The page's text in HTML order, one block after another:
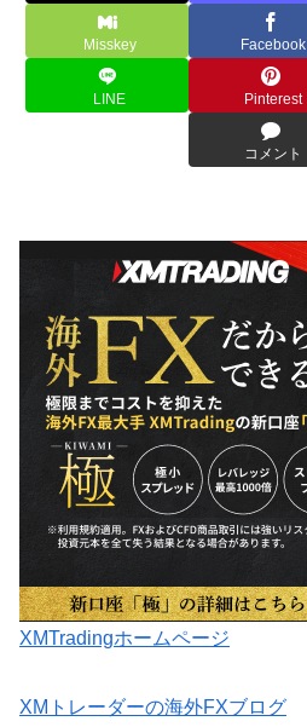
Misskey Facebook
LINE Pinterest
コメント
XMTradingホームページ
XMトレーダーの海外FXブログ